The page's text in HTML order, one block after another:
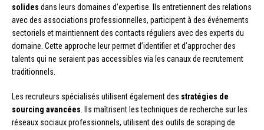
solides dans leurs domaines d’expertise. Ils entretiennent des relations
avec des associations professionnelles, participent à des événements
sectoriels et maintiennent des contacts réguliers avec des experts du
domaine. Cette approche leur permet d’identifier et d’approcher des
talents qui ne seraient pas accessibles via les canaux de recrutement
traditionnels.
Les recruteurs spécialisés utilisent également des stratégies de
sourcing avancées . Ils maîtrisent les techniques de recherche sur les
réseaux sociaux professionnels, utilisent des outils de scraping de